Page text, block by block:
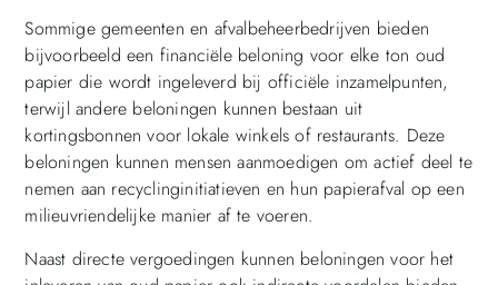
Sommige gemeenten en afvalbeheerbedrijven bieden
bijvoorbeeld een financiële beloning voor elke ton oud
papier die wordt ingeleverd bij officiële inzamelpunten,
terwijl andere beloningen kunnen bestaan ​​uit
kortingsbonnen voor lokale winkels of restaurants. Deze
beloningen kunnen mensen aanmoedigen om actief deel te
nemen aan recyclinginitiatieven en hun papierafval op een
milieuvriendelijke manier af te voeren.
Naast directe vergoedingen kunnen beloningen voor het